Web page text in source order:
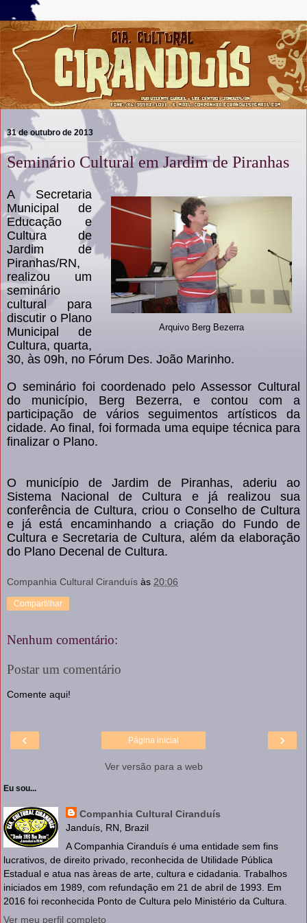
31 de outubro de 2013
Seminário Cultural em Jardim de Piranhas
Arquivo Berg Bezerra
A Secretaria
Municipal de
Educação e
Cultura de
Jardim de
Piranhas/RN,
realizou um
seminário
cultural para
discutir o Plano
Municipal de
Cultura, quarta,
30, às 09h, no Fórum Des. João Marinho.
O seminário foi coordenado pelo Assessor Cultural
do município, Berg Bezerra, e contou com a
participação de vários seguimentos artísticos da
cidade. Ao final, foi formada uma equipe técnica para
finalizar o Plano.
O município de Jardim de Piranhas, aderiu ao
Sistema Nacional de Cultura e já realizou sua
conferência de Cultura, criou o Conselho de Cultura
e já está encaminhando a criação do Fundo de
Cultura e Secretaria de Cultura, além da elaboração
do Plano Decenal de Cultura.
Companhia Cultural Ciranduís às 20:06
Compartilhar
Nenhum comentário:
Postar um comentário
Comente aqui!
‹ ›
Página inicial
Ver versão para a web
Eu sou...
Companhia Cultural Ciranduís
Janduís, RN, Brazil
A Companhia Ciranduís é uma entidade sem fins
lucrativos, de direito privado, reconhecida de Utilidade Pública
Estadual e atua nas àreas de arte, cultura e cidadania. Trabalhos
iniciados em 1989, com refundação em 21 de abril de 1993. Em
2016 foi reconhecida Ponto de Cultura pelo Ministério da Cultura.
Ver meu perfil completo